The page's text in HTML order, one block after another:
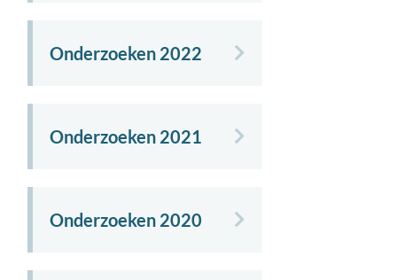
Onderzoeken 2022
Onderzoeken 2021
Onderzoeken 2020